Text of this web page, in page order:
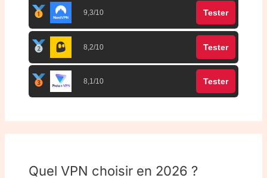
9,3/10 Tester
8,2/10 Tester
8,1/10 Tester
Quel VPN choisir en 2026 ?